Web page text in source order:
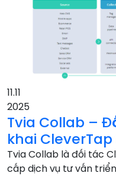
11.11
2025
Tvia Collab –
khai
Tvia Collab là đối tác
cấp dịch vụ tư vấn